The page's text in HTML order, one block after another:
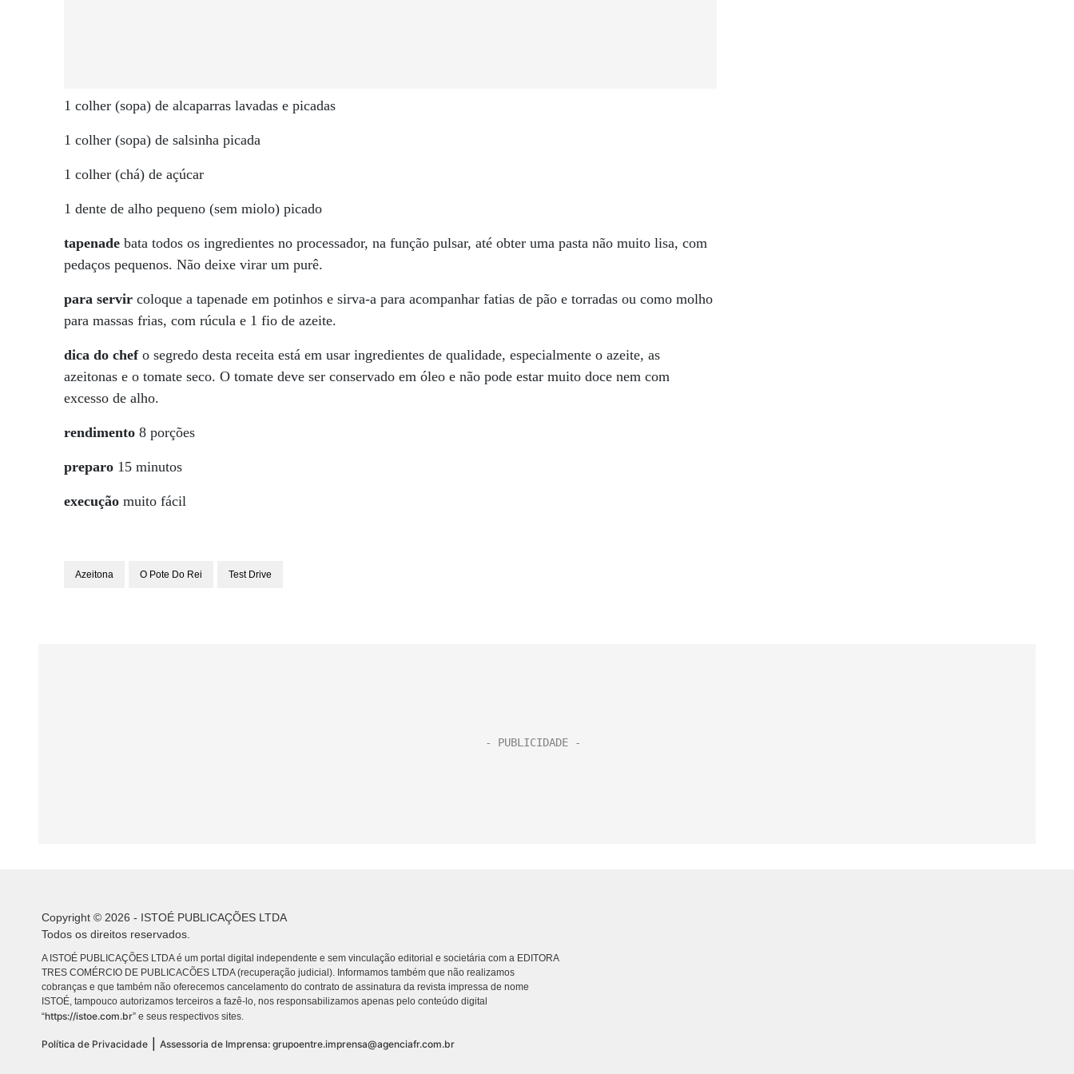
1 colher (sopa) de alcaparras lavadas e picadas
1 colher (sopa) de salsinha picada
1 colher (chá) de açúcar
1 dente de alho pequeno (sem miolo) picado
tapenade bata todos os ingredientes no processador, na função pulsar, até obter uma pasta não muito lisa, com
pedaços pequenos. Não deixe virar um purê.
para servir coloque a tapenade em potinhos e sirva-a para acompanhar fatias de pão e torradas ou como molho
para massas frias, com rúcula e 1 fio de azeite.
dica do chef o segredo desta receita está em usar ingredientes de qualidade, especialmente o azeite, as
azeitonas e o tomate seco. O tomate deve ser conservado em óleo e não pode estar muito doce nem com
excesso de alho.
rendimento 8 porções
preparo 15 minutos
execução muito fácil
Azeitona O Pote Do Rei Test Drive
Copyright © 2026 - ISTOÉ PUBLICAÇÕES LTDA
Todos os direitos reservados.
A ISTOÉ PUBLICAÇÕES LTDA é um portal digital independente e sem vinculação editorial e societária com a EDITORA
TRES COMÉRCIO DE PUBLICACÕES LTDA (recuperação judicial). Informamos também que não realizamos
cobranças e que também não oferecemos cancelamento do contrato de assinatura da revista impressa de nome
ISTOÉ, tampouco autorizamos terceiros a fazê-lo, nos responsabilizamos apenas pelo conteúdo digital
“https://istoe.com.br” e seus respectivos sites.
Política de Privacidade Assessoria de Imprensa: grupoentre.imprensa@agenciafr.com.br